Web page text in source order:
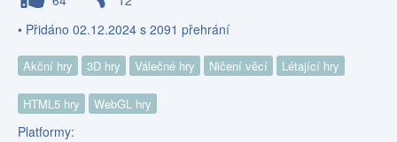
• Přidáno 02.12.2024 s 2091 přehrání
Akční hry 3D hry Válečné hry Ničení věcí Létající hry
HTML5 hry WebGL hry
Platformy: